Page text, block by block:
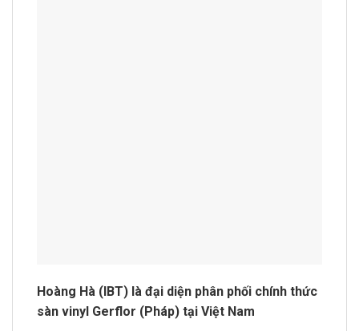
Hoàng Hà (IBT) là đại diện phân phối chính thức
sàn vinyl Gerflor (Pháp) tại Việt Nam